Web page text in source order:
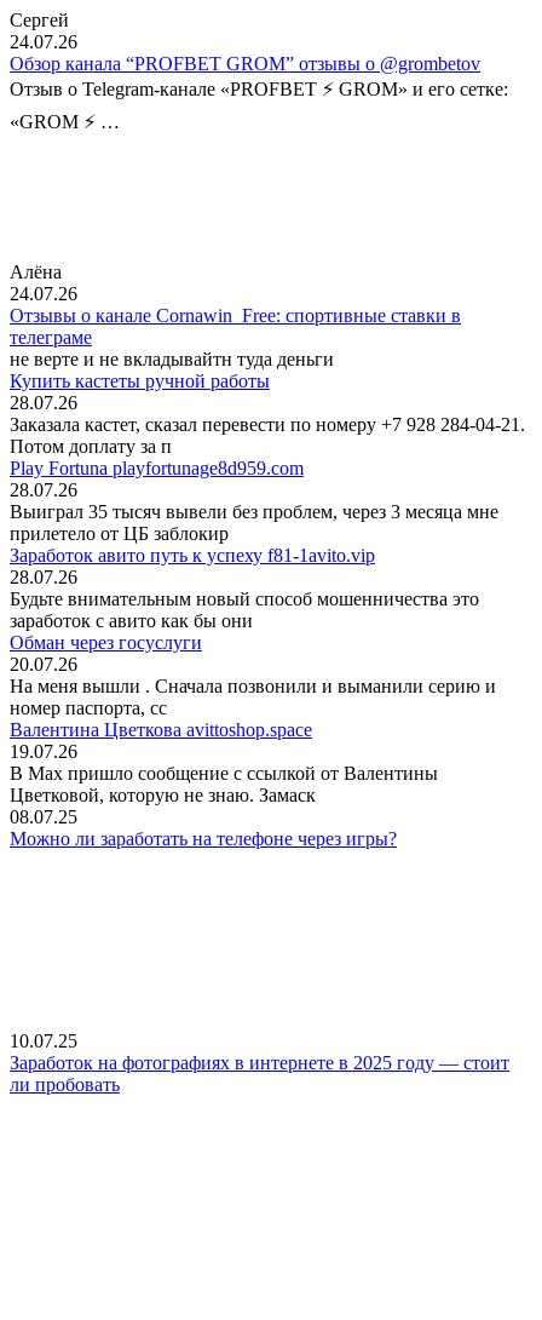
Сергей
24.07.26
Обзор канала “PROFBET GROM” отзывы о @grombetov
Отзыв о Telegram-канале «PROFBET ⚡️ GROM» и его сетке:
«GROM ⚡️ …
Алёна
24.07.26
Отзывы о канале Cornawin_Free: спортивные ставки в
телеграме
не верте и не вкладывайтн туда деньги
Купить кастеты ручной работы
28.07.26
Заказала кастет, сказал перевести по номеру +7 928 284-04-21.
Потом доплату за п
Play Fortuna playfortunage8d959.com
28.07.26
Выиграл 35 тысяч вывели без проблем, через 3 месяца мне
прилетело от ЦБ заблокир
Заработок авито путь к успеху f81-1avito.vip
28.07.26
Будьте внимательным новый способ мошенничества это
заработок с авито как бы они
Обман через госуслуги
20.07.26
На меня вышли . Сначала позвонили и выманили серию и
номер паспорта, сс
Валентина Цветкова avittoshop.space
19.07.26
В Мах пришло сообщение с ссылкой от Валентины
Цветковой, которую не знаю. Замаск
08.07.25
Можно ли заработать на телефоне через игры?
10.07.25
Заработок на фотографиях в интернете в 2025 году — стоит
ли пробовать